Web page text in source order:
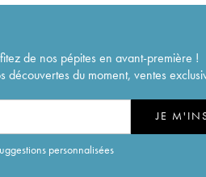
de nos pépites en avant-première !
du moment, ventes
personnalisées
JE